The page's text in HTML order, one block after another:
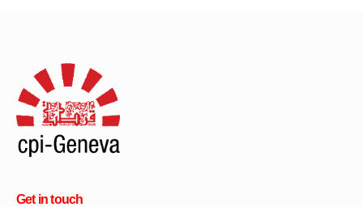
Get in touch